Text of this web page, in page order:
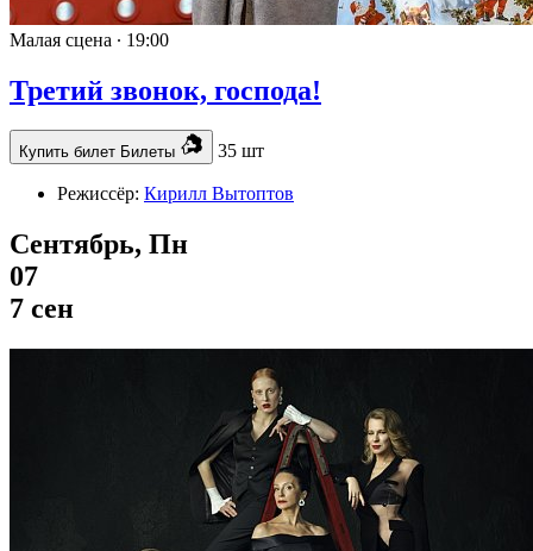
Малая сцена ∙ 19:00
Третий звонок, господа!
Купить билет Билеты 35 шт
Режиссёр: Кирилл Вытоптов
Сентябрь, Пн
07
7 сен